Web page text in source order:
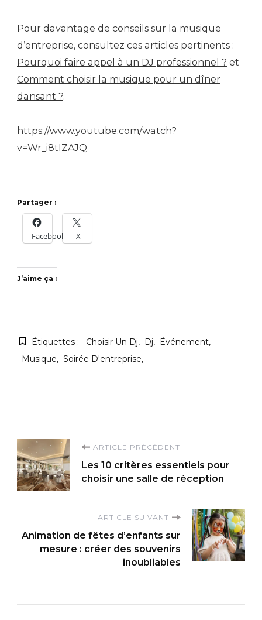
Pour davantage de conseils sur la musique
d’entreprise, consultez ces articles pertinents :
Pourquoi faire appel à un DJ professionnel ? et
Comment choisir la musique pour un dîner
dansant ?.
https://www.youtube.com/watch?
v=Wr_i8tIZAJQ
Partager :
Facebook X
J’aime ça :
Étiquettes : Choisir Un Dj Dj
Événement
Musique
Soirée D'entreprise
Navigation
d'article
ARTICLE PRÉCÉDENT
Les 10 critères essentiels pour
choisir une salle de réception
ARTICLE SUIVANT
Animation de fêtes d’enfants sur
mesure : créer des souvenirs
inoubliables